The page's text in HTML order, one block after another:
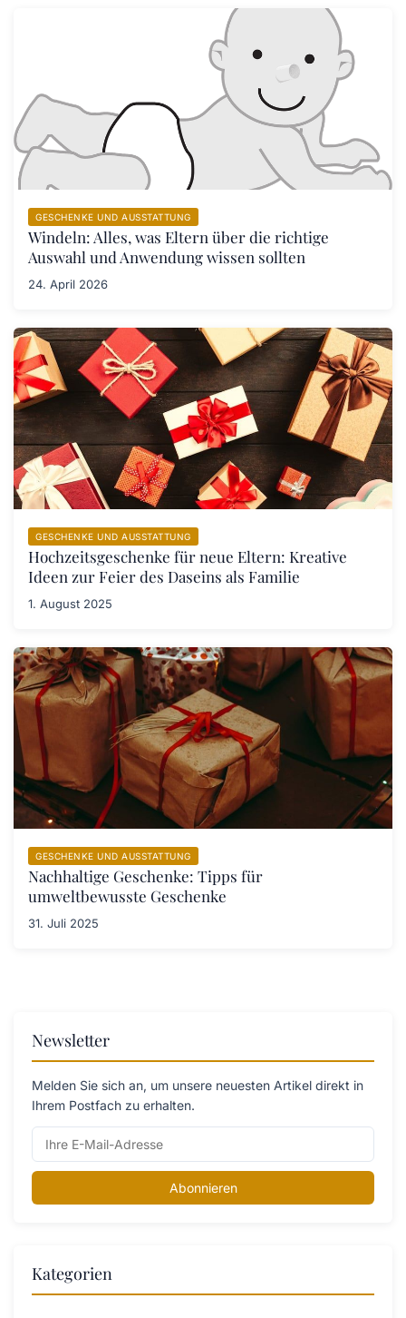
GESCHENKE UND AUSSTATTUNG
Windeln: Alles, was Eltern über die richtige
Auswahl und Anwendung wissen sollten
24. April 2026
GESCHENKE UND AUSSTATTUNG
Hochzeitsgeschenke für neue Eltern: Kreative
Ideen zur Feier des Daseins als Familie
1. August 2025
GESCHENKE UND AUSSTATTUNG
Nachhaltige Geschenke: Tipps für
umweltbewusste Geschenke
31. Juli 2025
Newsletter
Melden Sie sich an, um unsere neuesten Artikel direkt in
Ihrem Postfach zu erhalten.
Abonnieren
Kategorien